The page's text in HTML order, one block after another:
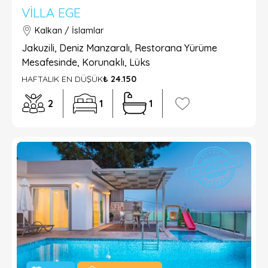
VILLA EGE
Kalkan / İslamlar
Jakuzili, Deniz Manzaralı, Restorana Yürüme
Mesafesinde, Korunaklı, Lüks
HAFTALIK EN DÜŞÜK₺ 24.150
2 1 1